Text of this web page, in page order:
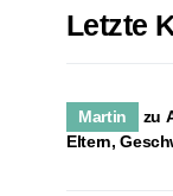
Letzte
Martin zu
Eltern,